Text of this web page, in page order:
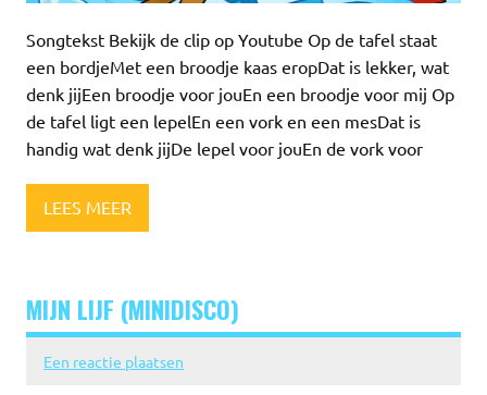
Songtekst Bekijk de clip op Youtube Op de tafel staat
een bordjeMet een broodje kaas eropDat is lekker, wat
denk jijEen broodje voor jouEn een broodje voor mij Op
de tafel ligt een lepelEn een vork en een mesDat is
handig wat denk jijDe lepel voor jouEn de vork voor
LEES MEER
MIJN LIJF (MINIDISCO)
Een reactie plaatsen